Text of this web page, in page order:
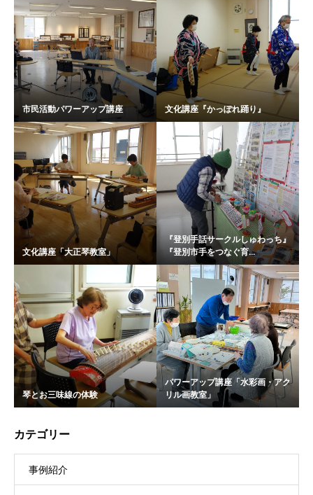
市民活動パワーアップ講座 文化講座『かっぽれ踊り』
文化講座「大正琴教室」
『登別手話サークルしゅわっち』
『登別市手をつなぐ育...
琴とお三味線の体験
パワーアップ講座「水彩画・アク
リル画教室」
カテゴリー
事例紹介